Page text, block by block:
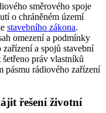
směrového spoje
o chráněném území
stavebního zákona.
omezení a podmínky
a spojů stavební
práv vlastníků
pásmu rádiového zařízení
řešení životní